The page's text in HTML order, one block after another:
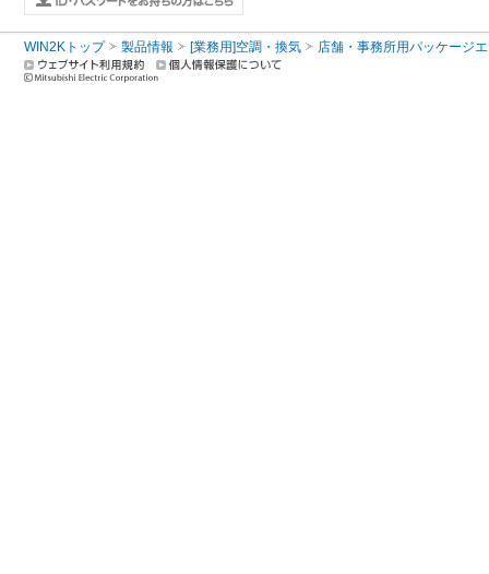
WIN2Kトップ 製品情報 [業務用]空調・換気 店舗・事務所用パッケージ